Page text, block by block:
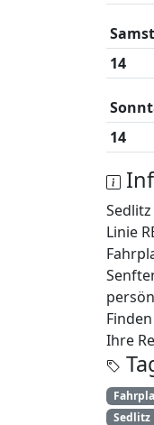
14
14
Linie
Ihre
Sedlitz